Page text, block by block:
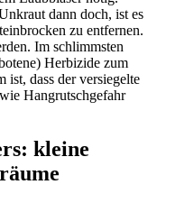
dann doch, ist es
zu entfernen.
Im schlimmsten
Herbizide zum
ist, dass der versiegelte
Hangrutschgefahr
kleine